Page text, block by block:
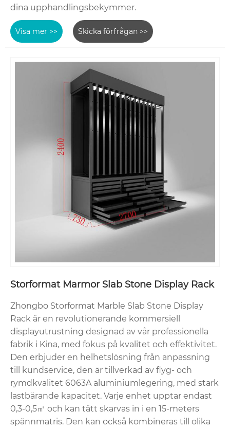
dina upphandlingsbekymmer.
Visa mer >> Skicka förfrågan >>
Storformat Marmor Slab Stone Display Rack
Zhongbo Storformat Marble Slab Stone Display
Rack är en revolutionerande kommersiell
displayutrustning designad av vår professionella
fabrik i Kina, med fokus på kvalitet och effektivitet.
Den erbjuder en helhetslösning från anpassning
till kundservice, den är tillverkad av flyg- och
rymdkvalitet 6063A aluminiumlegering, med stark
lastbärande kapacitet. Varje enhet upptar endast
0,3-0,5㎡ och kan tätt skarvas in i en 15-meters
spännmatris. Den kan också kombineras till olika